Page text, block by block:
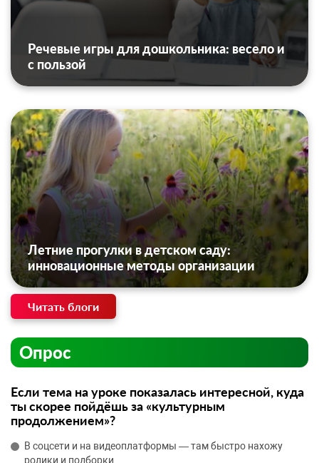
Речевые игры для дошкольника: весело и
с пользой
Летние прогулки в детском саду:
инновационные методы организации
Читать блоги
Опрос
Если тема на уроке показалась интересной, куда
ты скорее пойдёшь за «культурным
продолжением»?
В соцсети и на видеоплатформы — там быстро нахожу
ролики и подборки.